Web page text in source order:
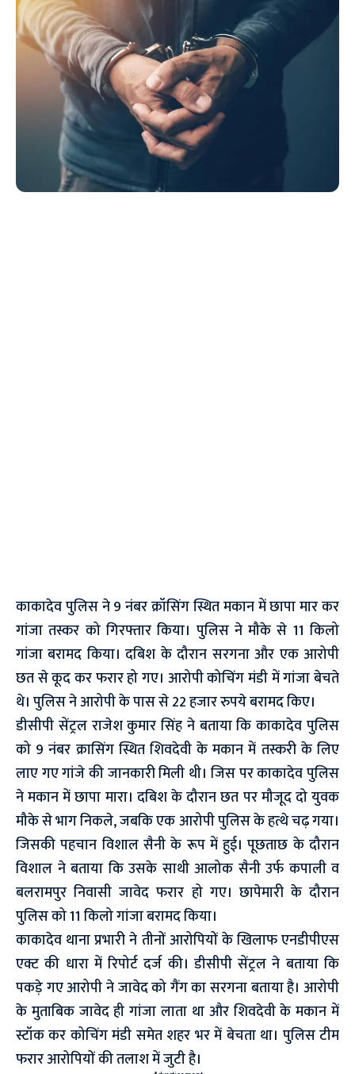
काकादेव पुलिस ने 9 नंबर क्रॉसिंग स्थित मकान में छापा मार कर
गांजा तस्कर को गिरफ्तार किया। पुलिस ने मौके से 11 किलो
गांजा बरामद किया। दबिश के दौरान सरगना और एक आरोपी
छत से कूद कर फरार हो गए। आरोपी कोचिंग मंडी में गांजा बेचते
थे। पुलिस ने आरोपी के पास से 22 हजार रुपये बरामद किए।
डीसीपी सेंट्रल राजेश कुमार सिंह ने बताया कि काकादेव पुलिस
को 9 नंबर क्रासिंग स्थित शिवदेवी के मकान में तस्करी के लिए
लाए गए गांजे की जानकारी मिली थी। जिस पर काकादेव पुलिस
ने मकान में छापा मारा। दबिश के दौरान छत पर मौजूद दो युवक
मौके से भाग निकले, जबकि एक आरोपी पुलिस के हत्थे चढ़ गया।
जिसकी पहचान विशाल सैनी के रूप में हुई। पूछताछ के दौरान
विशाल ने बताया कि उसके साथी आलोक सैनी उर्फ कपाली व
बलरामपुर निवासी जावेद फरार हो गए। छापेमारी के दौरान
पुलिस को 11 किलो गांजा बरामद किया।
काकादेव थाना प्रभारी ने तीनों आरोपियों के खिलाफ एनडीपीएस
एक्ट की धारा में रिपोर्ट दर्ज की। डीसीपी सेंट्रल ने बताया कि
पकड़े गए आरोपी ने जावेद को गैंग का सरगना बताया है। आरोपी
के मुताबिक जावेद ही गांजा लाता था और शिवदेवी के मकान में
स्टॉक कर कोचिंग मंडी समेत शहर भर में बेचता था। पुलिस टीम
फरार आरोपियों की तलाश में जुटी है।